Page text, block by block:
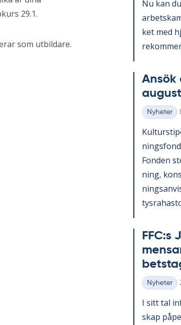
29.1.
som utbildare.
Nu kan
ket med
An­sök
Kategorier
Nyheter
Fon­den
ning,
Kategorier
Nyheter
I sitt tal
skap